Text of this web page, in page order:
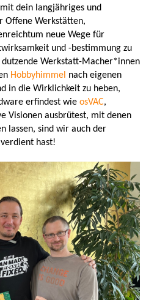
dein langjähriges und
Offene Werkstätten,
neue Wege für
und -bestimmung zu
Werkstatt-Macher*innen
Hobbyhimmel nach eigenen
in die Wirklichkeit zu heben,
erfindest wie osVAC,
Visionen ausbrütest, mit denen
lassen, sind wir auch der
hast!